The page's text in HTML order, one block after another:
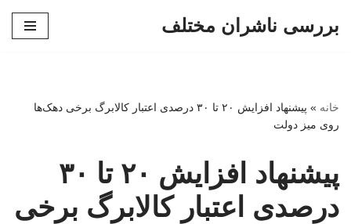
بررسی ناشران مختلف
خانه »
پیشنهاد افزایش ۲۰ تا ۳۰ درصدی اعتبار کالابرگ برخی دهک‌ها
روی میز دولت
پیشنهاد افزایش ۲۰ تا ۳۰
درصدی اعتبار کالابرگ برخی